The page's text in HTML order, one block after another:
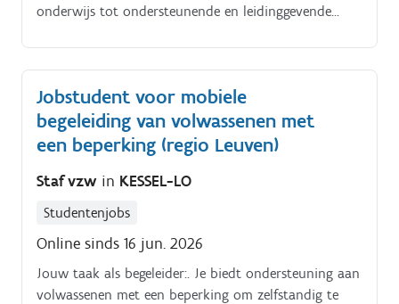
onderwijs tot ondersteunende en leidinggevende
Jobstudent voor mobiele
begeleiding van volwassenen met
een beperking (regio Leuven)
Staf vzw in KESSEL-LO
Studentenjobs
Online sinds 16 jun. 2026
Jouw taak als begeleider:. Je biedt ondersteuning aan
volwassenen met een beperking om zelfstandig te